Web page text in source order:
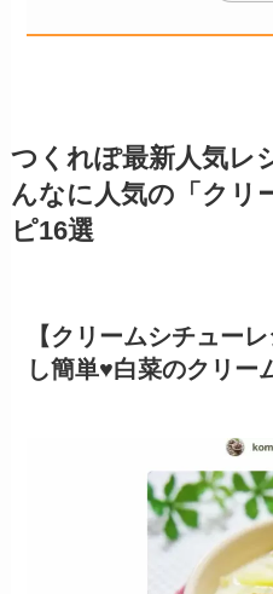
つくれぽ最新人気レ
んなに人気の「クリ
ピ16選
【クリームシチュー
し簡単♥白菜のクリー